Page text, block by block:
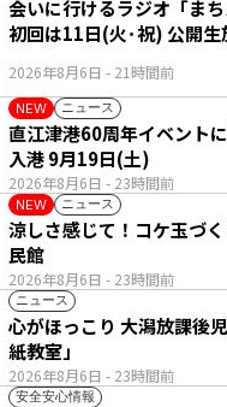
2026年8月6日 - 21時間前
会いに行けるラジオ「ま
初回は11日(火･祝) 公開生
NEW ニュース
2026年8月6日 - 23時間前
直江津港60周年イベント
入港 9月19日(土)
NEW ニュース
2026年8月6日 - 23時間前
涼しさ感じて！コケ玉づ
民館
ニュース
2026年8月6日 - 23時間前
心がほっこり 大潟放課後
紙教室」
安全安心情報